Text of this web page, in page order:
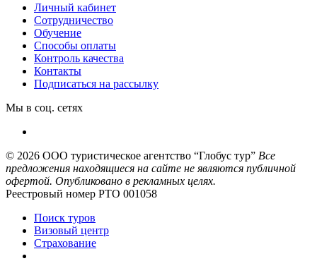
Личный кабинет
Сотрудничество
Обучение
Способы оплаты
Контроль качества
Контакты
Подписаться на рассылку
Мы в соц. сетях
© 2026 ООО туристическое агентство “Глобус тур” Все
предложения находящиеся на сайте не являются публичной
офертой. Опубликовано в рекламных целях.
Реестровый номер РТО 001058
Поиск туров
Визовый центр
Страхование